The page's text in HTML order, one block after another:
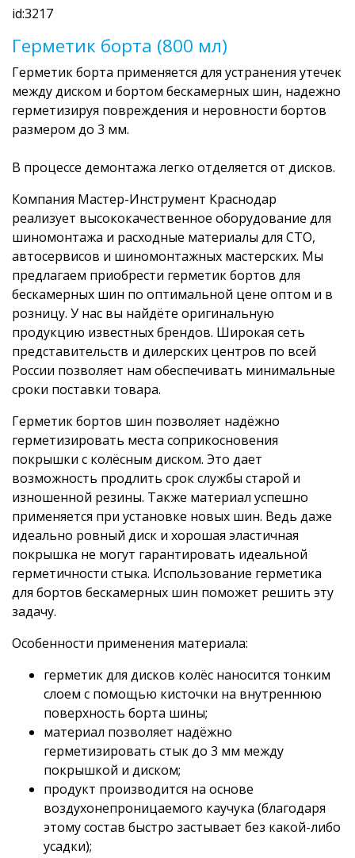
id:3217
Герметик борта (800 мл)
Герметик борта применяется для устранения утечек
между диском и бортом бескамерных шин, надежно
герметизируя повреждения и неровности бортов
размером до 3 мм.
В процессе демонтажа легко отделяется от дисков.
Компания Мастер-Инструмент Краснодар
реализует высококачественное оборудование для
шиномонтажа и расходные материалы для СТО,
автосервисов и шиномонтажных мастерских. Мы
предлагаем приобрести герметик бортов для
бескамерных шин по оптимальной цене оптом и в
розницу. У нас вы найдёте оригинальную
продукцию известных брендов. Широкая сеть
представительств и дилерских центров по всей
России позволяет нам обеспечивать минимальные
сроки поставки товара.
Герметик бортов шин позволяет надёжно
герметизировать места соприкосновения
покрышки с колёсным диском. Это дает
возможность продлить срок службы старой и
изношенной резины. Также материал успешно
применяется при установке новых шин. Ведь даже
идеально ровный диск и хорошая эластичная
покрышка не могут гарантировать идеальной
герметичности стыка. Использование герметика
для бортов бескамерных шин поможет решить эту
задачу.
Особенности применения материала:
герметик для дисков колёс наносится тонким
слоем с помощью кисточки на внутреннюю
поверхность борта шины;
материал позволяет надёжно
герметизировать стык до 3 мм между
покрышкой и диском;
продукт производится на основе
воздухонепроницаемого каучука (благодаря
этому состав быстро застывает без какой-либо
усадки);